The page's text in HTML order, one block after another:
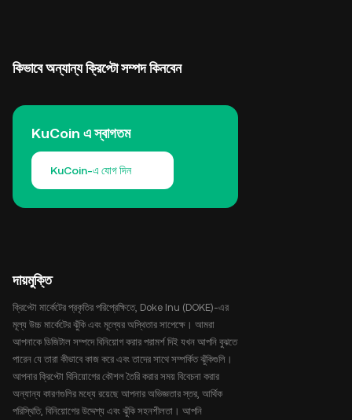
কিভাবে অন্যান্য ক্রিপ্টো সম্পদ কিনবেন
KuCoin এ স্বাগতম
KuCoin-এ যোগ দিন
দায়মুক্তি
ক্রিপ্টো মার্কেটের প্রকৃতির পরিপ্রেক্ষিতে, Doke Inu (DOKE)-এর
মূল্য উচ্চ মার্কেটের ঝুঁকি এবং মূল্যের অস্থিতার সাপেক্ষে। আমরা
আপনাকে ডিজিটাল সম্পদে বিনিয়োগ করার পরামর্শ দিই যখন আপনি বুঝতে
পারেন যে তারা কীভাবে কাজ করে এবং তাদের সাথে সম্পর্কিত ঝুঁকিগুলি।
আপনার ক্রিপ্টো বিনিয়োগের কৌশল তৈরি করার সময় বিবেচনা করার
অন্যান্য কারণগুলির মধ্যে রয়েছে আপনার অভিজ্ঞতার স্তর, আর্থিক
পরিস্থিতি, বিনিয়োগের উদ্দেশ্য এবং ঝুঁকি সহনশীলতা। আপনি